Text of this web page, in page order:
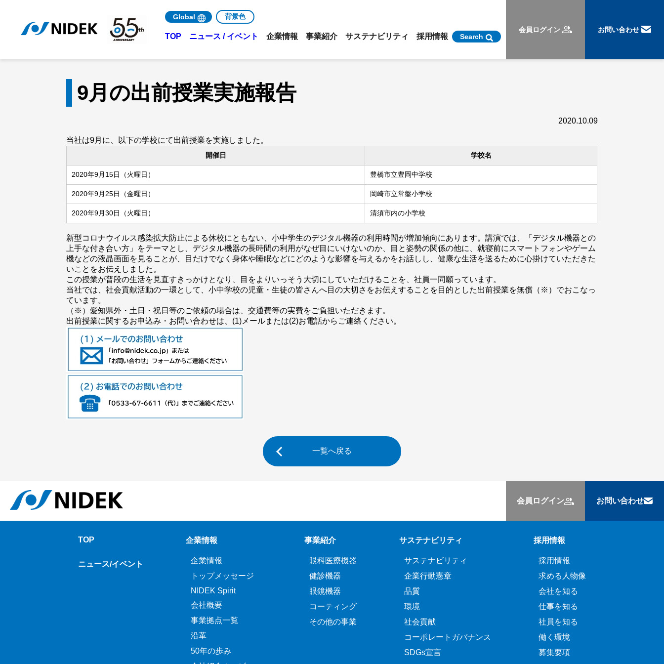
Global 背景色
TOP ニュース / イベント 企業情報 事業紹介 サステナビリティ 採用情報 Search
会員ログイン お問い合わせ
9月の出前授業実施報告
2020.10.09
当社は9月に、以下の学校にて出前授業を実施しました。
開催日 学校名
2020年9月15日（火曜日） 豊橋市立豊岡中学校
2020年9月25日（金曜日） 岡崎市立常盤小学校
2020年9月30日（火曜日） 清須市内の小学校
新型コロナウイルス感染拡大防止による休校にともない、小中学生のデジタル機器の利用時間が増加傾向にあります。講演では、「デジタル機器との
上手な付き合い方」をテーマとし、デジタル機器の長時間の利用がなぜ目にいけないのか、目と姿勢の関係の他に、就寝前にスマートフォンやゲーム
機などの液晶画面を見ることが、目だけでなく身体や睡眠などにどのような影響を与えるかをお話しし、健康な生活を送るために心掛けていただきた
いことをお伝えしました。
この授業が普段の生活を見直すきっかけとなり、目をよりいっそう大切にしていただけることを、社員一同願っています。
当社では、社会貢献活動の一環として、小中学校の児童・生徒の皆さんへ目の大切さをお伝えすることを目的とした出前授業を無償（※）でおこなっ
ています。
（※）愛知県外・土日・祝日等のご依頼の場合は、交通費等の実費をご負担いただきます。
出前授業に関するお申込み・お問い合わせは、(1)メールまたは(2)お電話からご連絡ください。
一覧へ戻る
会員ログイン お問い合わせ
TOP
ニュース/イベント
企業情報
企業情報
トップメッセージ
NIDEK Spirit
会社概要
事業拠点一覧
沿革
50年の歩み
事業紹介
眼科医療機器
健診機器
眼鏡機器
コーティング
その他の事業
サステナビリティ
サステナビリティ
企業行動憲章
品質
環境
社会貢献
コーポレートガバナンス
SDGs宣言
採用情報
採用情報
求める人物像
会社を知る
仕事を知る
社員を知る
働く環境
募集要項